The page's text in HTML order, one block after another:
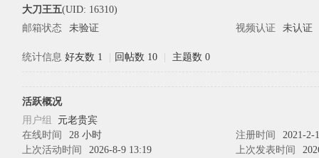
大刀王五(UID: 16310)
邮箱状态
未验证 视频认证 未认证
统计信息 好友数 1 回帖数 10 主题数 0
活跃概况
用户组 元老贵宾
在线时间
28 小时 注册时间
2021-2-
上次活动时间
2026-8-9 13:19 上次发表时间